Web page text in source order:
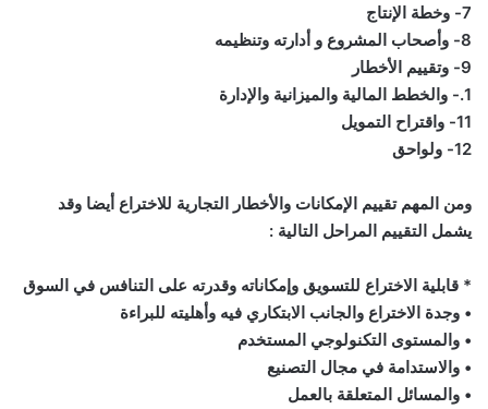
7- وخطة الإنتاج
8- وأصحاب المشروع و أدارته وتنظيمه
9- وتقييم الأخطار
1.- والخطط المالية والميزانية والإدارة
11- واقتراح التمويل
12- ولواحق
ومن المهم تقييم الإمكانات والأخطار التجارية للاختراع أيضا وقد
يشمل التقييم المراحل التالية :
* قابلية الاختراع للتسويق وإمكاناته وقدرته على التنافس في السوق
• وجدة الاختراع والجانب الابتكاري فيه وأهليته للبراءة
• والمستوى التكنولوجي المستخدم
• والاستدامة في مجال التصنيع
• والمسائل المتعلقة بالعمل